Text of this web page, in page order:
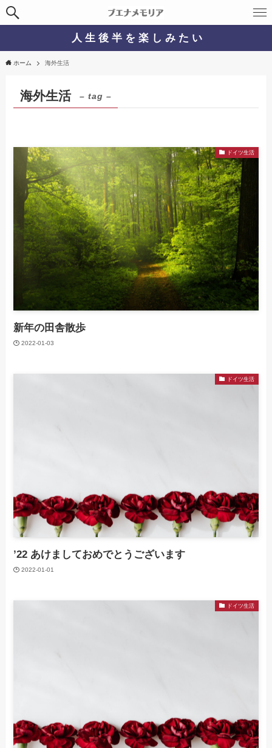
人 生 後 半 を 楽 し み た い
ホーム 海外生活
海外生活 – tag –
ドイツ生活
新年の田舎散歩
2022-01-03
ドイツ生活
’22 あけましておめでとうございます
2022-01-01
ドイツ生活